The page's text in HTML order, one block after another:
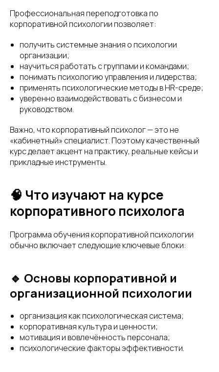
Профессиональная переподготовка по
корпоративной психологии позволяет:
получить системные знания о психологии
организации;
научиться работать с группами и командами;
понимать психологию управления и лидерства;
применять психологические методы в HR-среде;
уверенно взаимодействовать с бизнесом и
руководством.
Важно, что корпоративный психолог — это не
«кабинетный» специалист. Поэтому качественный
курс делает акцент на практику, реальные кейсы и
прикладные инструменты.
🧠 Что изучают на курсе
корпоративного психолога
Программа обучения корпоративной психологии
обычно включает следующие ключевые блоки:
🔹 Основы корпоративной и
организационной психологии
организация как психологическая система;
корпоративная культура и ценности;
мотивация и вовлечённость персонала;
психологические факторы эффективности.